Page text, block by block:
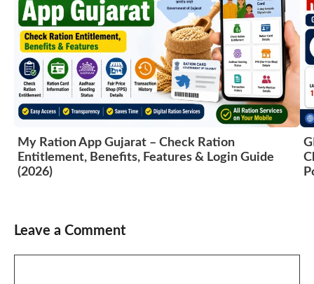
My Ration App Gujarat – Check Ration
Entitlement, Benefits, Features & Login Guide
(2026)
Leave a Comment